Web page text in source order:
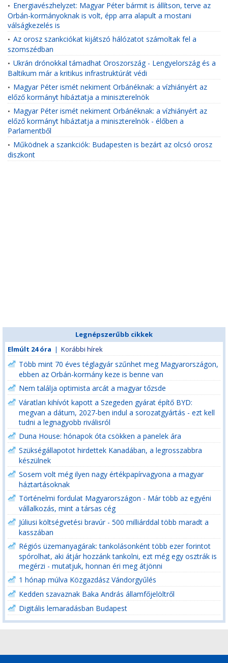
• Energiavészhelyzet: Magyar Péter bármit is állítson, terve az
Orbán-kormányoknak is volt, épp arra alapult a mostani
válságkezelés is
• Az orosz szankciókat kijátszó hálózatot számoltak fel a
szomszédban
• Ukrán drónokkal támadhat Oroszország - Lengyelország és a
Baltikum már a kritikus infrastruktúrát védi
• Magyar Péter ismét nekiment Orbánéknak: a vízhiányért az
előző kormányt hibáztatja a miniszterelnök
• Magyar Péter ismét nekiment Orbánéknak: a vízhiányért az
előző kormányt hibáztatja a miniszterelnök - élőben a
Parlamentből
• Működnek a szankciók: Budapesten is bezárt az olcsó orosz
diszkont
Legnépszerűbb cikkek
Elmúlt 24 óra | Korábbi hírek
Több mint 70 éves téglagyár szűnhet meg Magyarországon,
ebben az Orbán-kormány keze is benne van
Nem találja optimista arcát a magyar tőzsde
Váratlan kihívót kapott a Szegeden gyárat építő BYD:
megvan a dátum, 2027-ben indul a sorozatgyártás - ezt kell
tudni a legnagyobb riválisról
Duna House: hónapok óta csökken a panelek ára
Szükségállapotot hirdettek Kanadában, a legrosszabbra
készülnek
Sosem volt még ilyen nagy értékpapírvagyona a magyar
háztartásoknak
Történelmi fordulat Magyarországon - Már több az egyéni
vállalkozás, mint a társas cég
Júliusi költségvetési bravúr - 500 milliárddal több maradt a
kasszában
Régiós üzemanyagárak: tankolásonként több ezer forintot
spórolhat, aki átjár hozzánk tankolni, ezt még egy osztrák is
megérzi - mutatjuk, honnan éri meg átjönni
1 hónap múlva Közgazdász Vándorgyűlés
Kedden szavaznak Baka András államfőjelöltről
Digitális lemaradásban Budapest